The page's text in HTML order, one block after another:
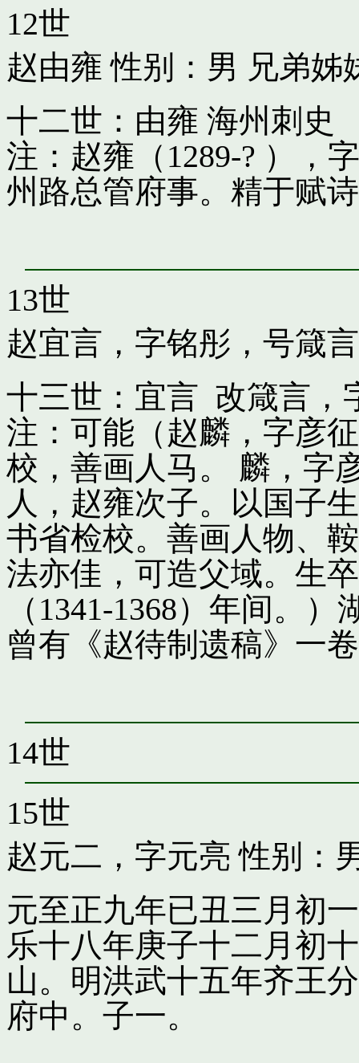
12世
赵由雍 性别：男 兄弟姊
十二世：由雍 海州刺史
注：赵雍（1289-? ），
州路总管府事。精于赋
13世
赵宜言，字铭彤，号箴言
十三世：宜言 改箴言，
注：可能（赵麟，字彦
校，善画人马。 麟，字
人，赵雍次子。以国子
书省检校。善画人物、
法亦佳，可造父域。生
（1341-1368）年间。
曾有《赵待制遗稿》一
14世
15世
赵元二，字元亮 性别：
元至正九年已丑三月初
乐十八年庚子十二月初
山。明洪武十五年齐王
府中。子一。